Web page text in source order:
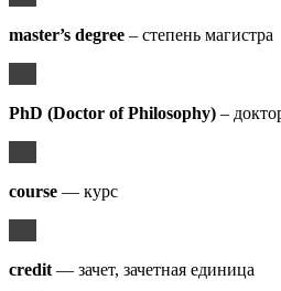
master’s degree – степень магистра
PhD (Doctor of Philosophy) –
course — курс
credit— зачет, зачетная единица